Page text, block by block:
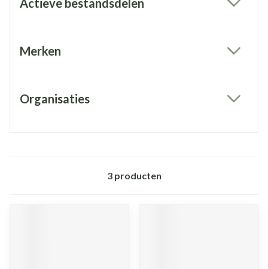
Actieve bestandsdelen
Merken
Organisaties
3producten